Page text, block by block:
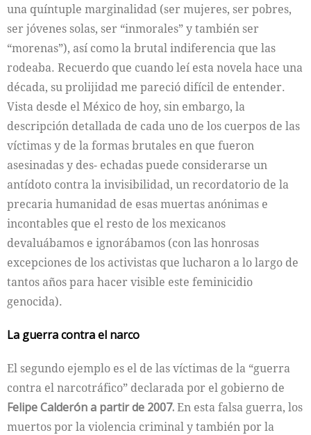
una quíntuple marginalidad (ser mujeres, ser pobres,
ser jóvenes solas, ser “inmorales” y también ser
“morenas”), así como la brutal indiferencia que las
rodeaba. Recuerdo que cuando leí esta novela hace una
década, su prolijidad me pareció difícil de entender.
Vista desde el México de hoy, sin embargo, la
descripción detallada de cada uno de los cuerpos de las
víctimas y de la formas brutales en que fueron
asesinadas y des- echadas puede considerarse un
antídoto contra la invisibilidad, un recordatorio de la
precaria humanidad de esas muertas anónimas e
incontables que el resto de los mexicanos
devaluábamos e ignorábamos (con las honrosas
excepciones de los activistas que lucharon a lo largo de
tantos años para hacer visible este feminicidio
genocida).
La guerra contra el narco
El segundo ejemplo es el de las víctimas de la “guerra
contra el narcotráfico” declarada por el gobierno de
Felipe Calderón a partir de 2007.En esta falsa guerra, los
muertos por la violencia criminal y también por la